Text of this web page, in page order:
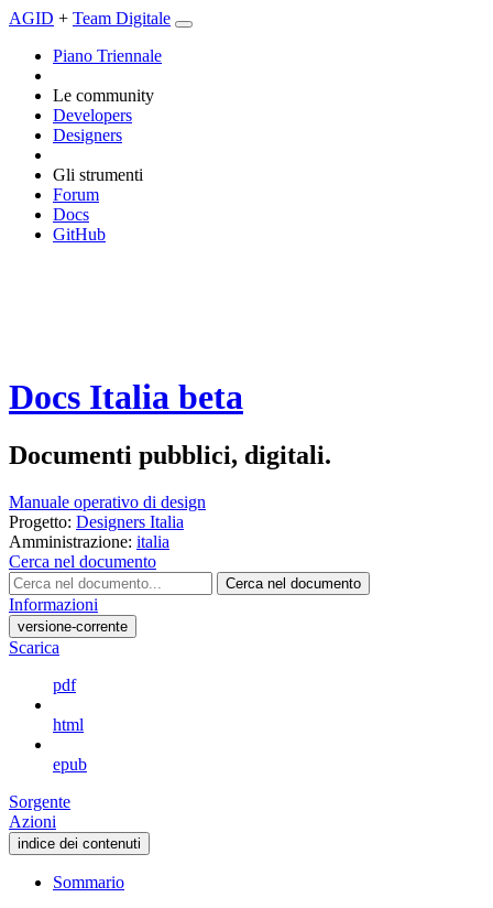
AGID + Team Digitale
Piano Triennale
Le community
Developers
Designers
Gli strumenti
Forum
Docs
GitHub
Docs Italia beta
Documenti pubblici, digitali.
Manuale operativo di design
Progetto: Designers Italia
Amministrazione: italia
Cerca nel documento
Cerca nel documento
Informazioni
versione-corrente
Scarica
pdf
html
epub
Sorgente
Azioni
indice dei contenuti
Sommario